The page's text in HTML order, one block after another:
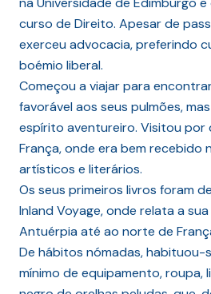
curso de Direito. Apesar de
exerceu advocacia, preferindo
boémio liberal.
Começou a viajar para
favorável aos seus pulmões,
espírito aventureiro. Visitou por
França, onde era bem recebido
artísticos e literários.
Os seus primeiros livros foram
Inland Voyage, onde relata a
Antuérpia até ao norte de
De hábitos nómadas, habituou-
mínimo de equipamento, roupa,